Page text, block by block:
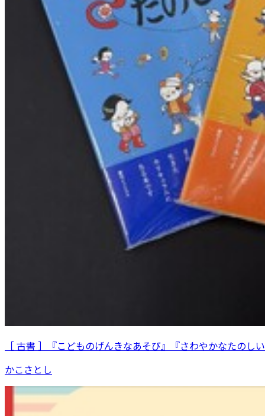
［ 古書 ］『こどものげんきなあそび』『さわやかなたの
かこさとし